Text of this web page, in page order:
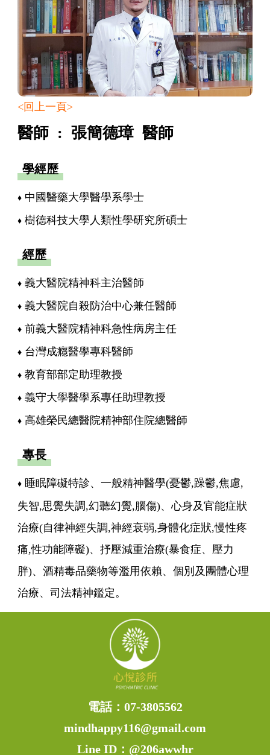
<回上一頁>
醫師 : 張簡德璋 醫師
學經歷
中國醫藥大學醫學系學士
樹德科技大學人類性學研究所碩士
經歷
義大醫院精神科主治醫師
義大醫院自殺防治中心兼任醫師
前義大醫院精神科急性病房主任
台灣成癮醫學專科醫師
教育部部定助理教授
義守大學醫學系專任助理教授
高雄榮民總醫院精神部住院總醫師
專長
睡眠障礙特診、一般精神醫學(憂鬱,躁鬱,焦慮,
失智,思覺失調,幻聽幻覺,腦傷)、心身及官能症狀
治療(自律神經失調,神經衰弱,身體化症狀,慢性疼
痛,性功能障礙)、抒壓減重治療(暴食症、壓力
胖)、酒精毒品藥物等濫用依賴、個別及團體心理
治療、司法精神鑑定。
電話： 07-3805562
mindhappy116@gmail.com
Line ID： @206awwhr